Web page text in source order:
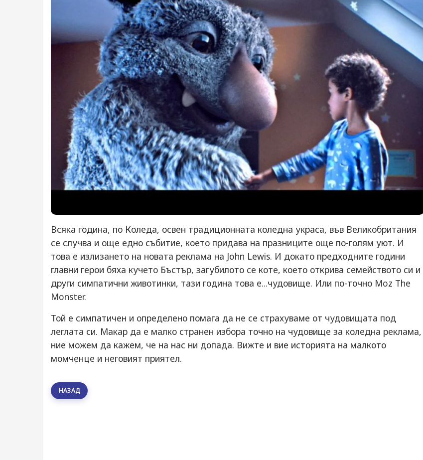
Всяка година, по Коледа, освен традиционната коледна украса, във Великобритания
се случва и още едно събитие, което придава на празниците още по-голям уют. И
това е излизането на новата реклама на John Lewis. И докато предходните години
главни герои бяха кучето Бъстър, загубилото се коте, което открива семейството си и
други симпатични животинки, тази година това е...чудовище. Или по-точно Moz The
Monster.
Той е симпатичен и определено помага да не се страхуваме от чудовищата под
леглата си. Макар да е малко странен избора точно на чудовище за коледна реклама,
ние можем да кажем, че на нас ни допада. Вижте и вие историята на малкото
момченце и неговият приятел.
НАЗАД